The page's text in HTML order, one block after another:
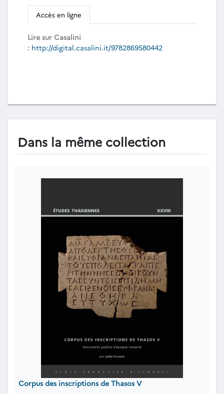
Accès en ligne
Lire sur Casalini
: http://digital.casalini.it/9782869580442
Dans la même collection
Corpus des inscriptions de Thasos V